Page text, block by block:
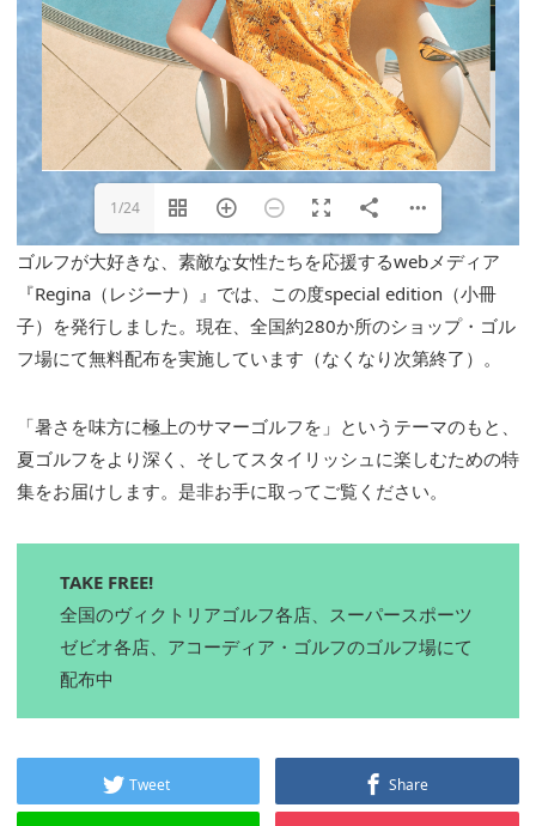
1/24
ゴルフが大好きな、素敵な女性たちを応援するwebメディア
『Regina（レジーナ）』では、この度special edition（小冊
子）を発行しました。現在、全国約280か所のショップ・ゴル
フ場にて無料配布を実施しています（なくなり次第終了）。
「暑さを味方に極上のサマーゴルフを」というテーマのもと、
夏ゴルフをより深く、そしてスタイリッシュに楽しむための特
集をお届けします。是非お手に取ってご覧ください。
TAKE FREE!
全国のヴィクトリアゴルフ各店、スーパースポーツ
ゼビオ各店、アコーディア・ゴルフのゴルフ場にて
配布中
Tweet Share